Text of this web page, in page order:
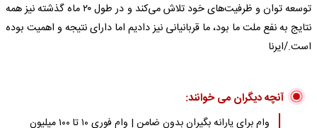
توسعه توان و ظرفیت‌های خود تلاش می‌کند و در طول ۲۰ ماه گذشته نیز همه
نتایج به نفع ملت ما بود، ما قربانیانی نیز دادیم اما دارای نتیجه و اهمیت بوده
است./ایرنا
آنچه دیگران می خوانند:
وام برای یارانه بگیران بدون ضامن | وام فوری ۱۰ تا ۱۰۰ میلیون